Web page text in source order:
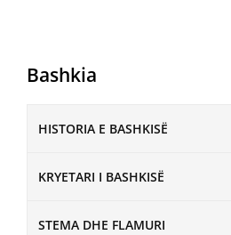
Bashkia
HISTORIA E BASHKISË
KRYETARI I BASHKISË
STEMA DHE FLAMURI